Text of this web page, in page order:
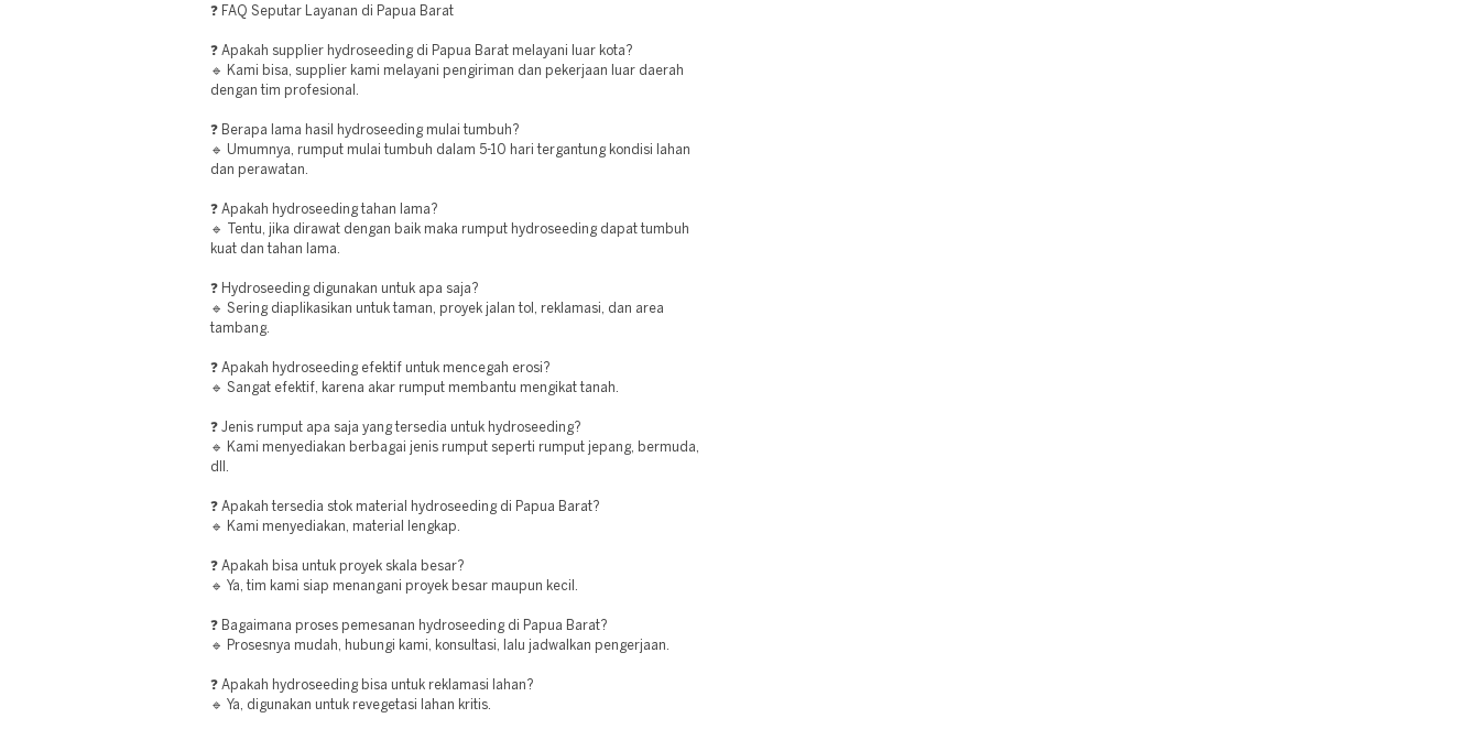
❓ FAQ Seputar Layanan di Papua Barat
❓ Apakah supplier hydroseeding di Papua Barat melayani luar kota?
🔹 Kami bisa, supplier kami melayani pengiriman dan pekerjaan luar daerah
dengan tim profesional.
❓ Berapa lama hasil hydroseeding mulai tumbuh?
🔹 Umumnya, rumput mulai tumbuh dalam 5-10 hari tergantung kondisi lahan
dan perawatan.
❓ Apakah hydroseeding tahan lama?
🔹 Tentu, jika dirawat dengan baik maka rumput hydroseeding dapat tumbuh
kuat dan tahan lama.
❓ Hydroseeding digunakan untuk apa saja?
🔹 Sering diaplikasikan untuk taman, proyek jalan tol, reklamasi, dan area
tambang.
❓ Apakah hydroseeding efektif untuk mencegah erosi?
🔹 Sangat efektif, karena akar rumput membantu mengikat tanah.
❓ Jenis rumput apa saja yang tersedia untuk hydroseeding?
🔹 Kami menyediakan berbagai jenis rumput seperti rumput jepang, bermuda,
dll.
❓ Apakah tersedia stok material hydroseeding di Papua Barat?
🔹 Kami menyediakan, material lengkap.
❓ Apakah bisa untuk proyek skala besar?
🔹 Ya, tim kami siap menangani proyek besar maupun kecil.
❓ Bagaimana proses pemesanan hydroseeding di Papua Barat?
🔹 Prosesnya mudah, hubungi kami, konsultasi, lalu jadwalkan pengerjaan.
❓ Apakah hydroseeding bisa untuk reklamasi lahan?
🔹 Ya, digunakan untuk revegetasi lahan kritis.